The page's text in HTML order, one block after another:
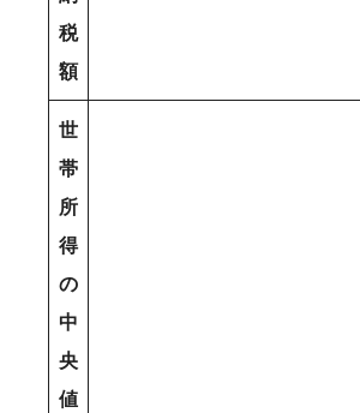
税
額
世
帯
所
得
の
中
央
値